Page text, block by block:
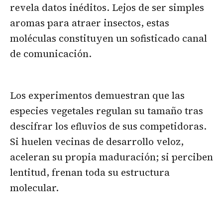
revela datos inéditos. Lejos de ser simples
aromas para atraer insectos, estas
moléculas constituyen un sofisticado canal
de comunicación.
Los experimentos demuestran que las
especies vegetales regulan su tamaño tras
descifrar los efluvios de sus competidoras.
Si huelen vecinas de desarrollo veloz,
aceleran su propia maduración; si perciben
lentitud, frenan toda su estructura
molecular.